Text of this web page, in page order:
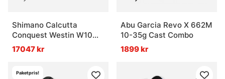
Shimano Calcutta
Conquest Westin W10
Pike Combo
17047 kr
Abu Garcia Revo X 662M
10-35g Cast Combo
1899 kr
Paketpris!